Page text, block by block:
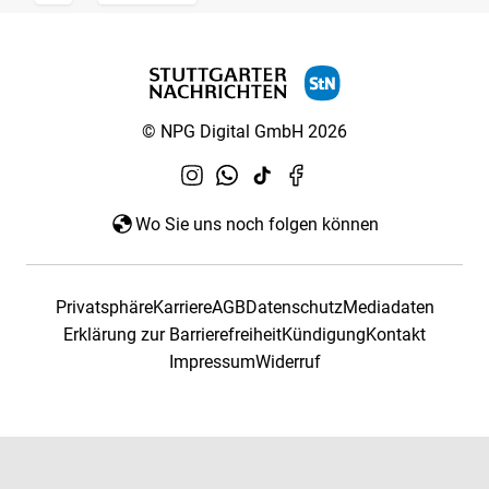
© NPG Digital GmbH 2026
Wo Sie uns noch folgen können
PrivatsphäreKarriereAGBDatenschutzMediadaten
Erklärung zur BarrierefreiheitKündigungKontakt
ImpressumWiderruf